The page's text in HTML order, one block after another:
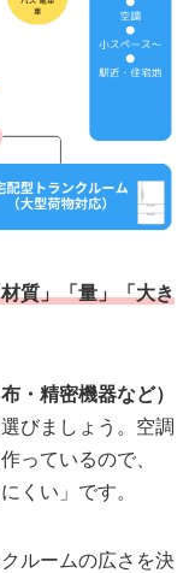
質」「量」「大き
・精密機器など）
びましょう。空調
っているので、
くい」です。
ルームの広さを決